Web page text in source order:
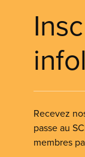
Recevez
passe au
membres